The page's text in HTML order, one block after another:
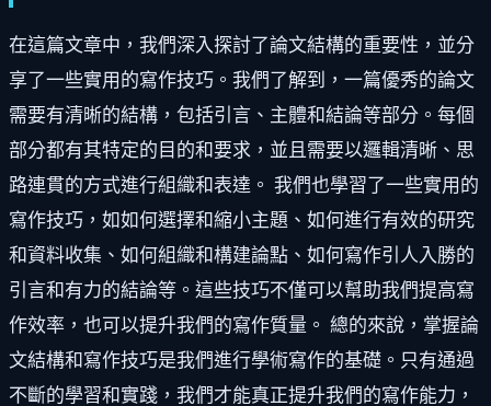
在這篇文章中，我們深入探討了論文結構的重要性，並分
享了一些實用的寫作技巧。我們了解到，一篇優秀的論文
需要有清晰的結構，包括引言、主體和結論等部分。每個
部分都有其特定的目的和要求，並且需要以邏輯清晰、思
路連貫的方式進行組織和表達。 我們也學習了一些實用的
寫作技巧，如如何選擇和縮小主題、如何進行有效的研究
和資料收集、如何組織和構建論點、如何寫作引人入勝的
引言和有力的結論等。這些技巧不僅可以幫助我們提高寫
作效率，也可以提升我們的寫作質量。 總的來說，掌握論
文結構和寫作技巧是我們進行學術寫作的基礎。只有通過
不斷的學習和實踐，我們才能真正提升我們的寫作能力，